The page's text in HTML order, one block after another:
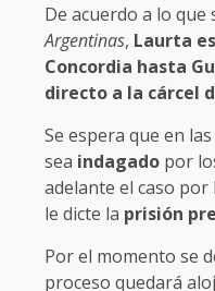
De acuerdo a lo que
Argentinas, Laurta
Concordia hasta
directo a la cárcel
Se espera que en
sea indagado por
adelante el caso
le dicte la prisión
Por el momento se
proceso quedará